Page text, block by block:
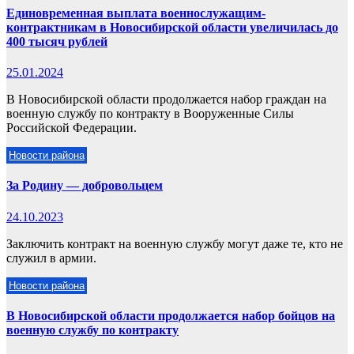
Единовременная выплата военнослужащим-
контрактникам в Новосибирской области увеличилась до
400 тысяч рублей
25.01.2024
В Новосибирской области продолжается набор граждан на
военную службу по контракту в Вооруженные Силы
Российской Федерации.
Новости района
За Родину — добровольцем
24.10.2023
Заключить контракт на военную службу могут даже те, кто не
служил в армии.
Новости района
В Новосибирской области продолжается набор бойцов на
военную службу по контракту